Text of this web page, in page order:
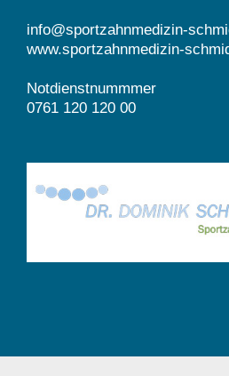
info@sportzahnmedizin-
www.sportzahnmedizin-
Notdienstnummmer
0761 120 120 00